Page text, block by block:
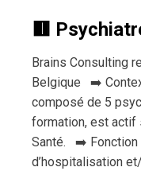
🟥
Brains Consulting
Belgique ➡️
composé de 5
formation, est actif
Santé. ➡️ Fonction
d’hospitalisation